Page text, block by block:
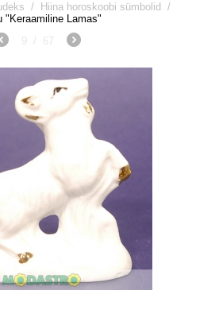
/ Hiina horoskoobi sümbolid
/
"Keraamiline Lamas"
9
/ 67